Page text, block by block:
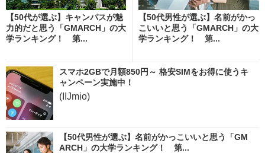
【50代が選ぶ】キャンパスが魅
力的だと思う「GMARCH」の大
学ランキング！ 第...
【50代男性が選ぶ】名前がかっ
こいいと思う「GMARCH」の大
学ランキング！ 第...
スマホ2GBで月額850円～ 格安SIMをお得に使うキ
ャンペーン実施中！
(IIJmio)
【50代男性が選ぶ】名前がかっこいいと思う「GM
ARCH」の大学ランキング！ 第...